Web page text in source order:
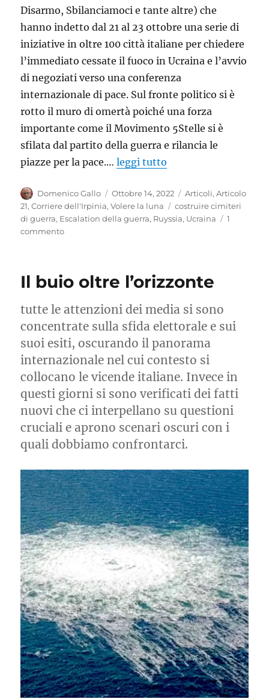
Disarmo, Sbilanciamoci e tante altre) che
hanno indetto dal 21 al 23 ottobre una serie di
iniziative in oltre 100 città italiane per chiedere
l’immediato cessate il fuoco in Ucraina e l’avvio
di negoziati verso una conferenza
internazionale di pace. Sul fronte politico si è
rotto il muro di omertà poiché una forza
importante come il Movimento 5Stelle si è
sfilata dal partito della guerra e rilancia le
piazze per la pace.…leggi tutto
Autore
Domenico Gallo
Pubblicato
il
Ottobre 14, 2022 Categorie
Articoli,Articolo
21,Corriere dell'Irpinia,Volere la luna Tag
costruire cimiteri
di guerra, Escalation della guerra, Ruyssia, Ucraina
1
commentosu
o
Cimiteri?
Il buio oltre l’orizzonte
tutte le attenzioni dei media si sono
concentrate sulla sfida elettorale e sui
suoi esiti, oscurando il panorama
internazionale nel cui contesto si
collocano le vicende italiane. Invece in
questi giorni si sono verificati dei fatti
nuovi che ci interpellano su questioni
cruciali e aprono scenari oscuri con i
quali dobbiamo confrontarci.